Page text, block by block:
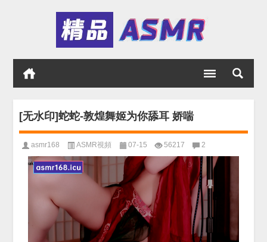
[无水印]蛇蛇-敦煌舞姬为你舔耳 娇喘
asmr168 ASMR視頻 07-15 56217 2